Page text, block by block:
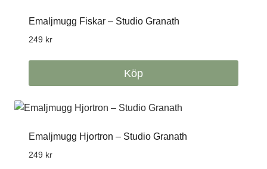
Emaljmugg Fiskar – Studio Granath
249 kr
Köp
Emaljmugg Hjortron – Studio Granath
249 kr